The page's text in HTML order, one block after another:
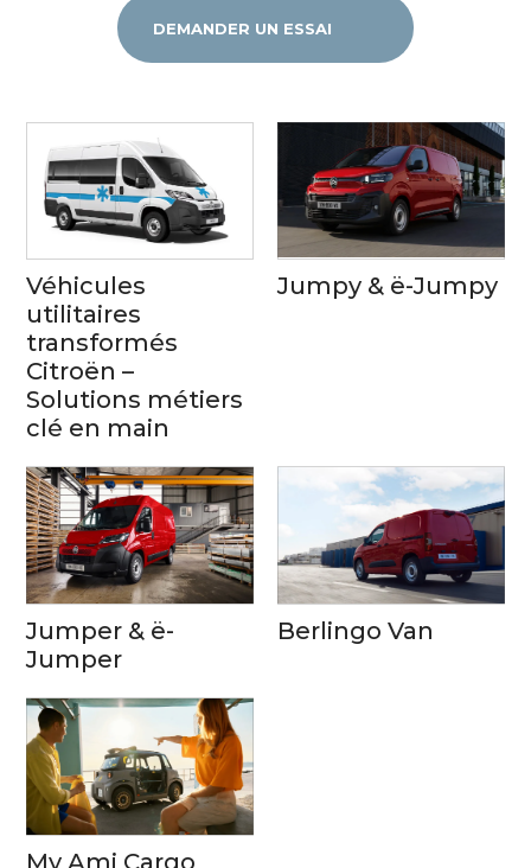
DEMANDER UN ESSAI
Véhicules
utilitaires
transformés
Citroën –
Solutions métiers
clé en main
Jumpy & ë-Jumpy
Jumper & ë-
Jumper
Berlingo Van